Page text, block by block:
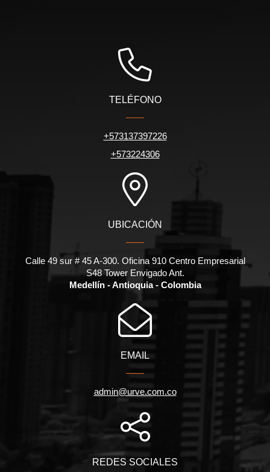
TELÉFONO
+573137397226
+573224306
UBICACIÓN
Calle 49 sur # 45 A-300. Oficina 910 Centro Empresarial
S48 Tower Envigado Ant.
Medellín - Antioquia - Colombia
EMAIL
admin@urve.com.co
REDES SOCIALES